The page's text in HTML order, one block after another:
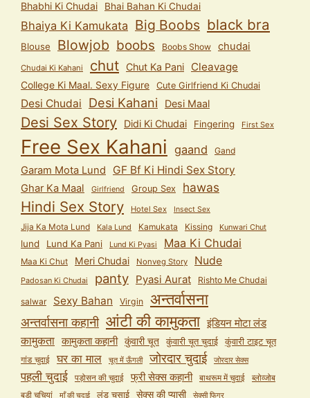
Bhabhi Ki Chudai Bhai Bahan Ki Chudai
Bhaiya Ki Kamukata Big Boobs black bra
Blouse Blowjob boobs Boobs Show chudai
Chudai Ki Kahani chut Chut Ka Pani Cleavage
College Ki Maal. Sexy Figure Cute Girlfriend Ki Chudai
Desi Chudai Desi Kahani Desi Maal
Desi Sex Story Didi Ki Chudai Fingering First Sex
Free Sex Kahani gaand Gand
Garam Mota Lund GF Bf Ki Hindi Sex Story
Ghar Ka Maal Girlfriend Group Sex hawas
Hindi Sex Story Hotel Sex Insect Sex
Jija Ka Mota Lund Kala Lund Kamukata Kissing Kunwari Chut
lund Lund Ka Pani Lund Ki Pyasi Maa Ki Chudai
Maa Ki Chut Meri Chudai Nonveg Story Nude
Padosan Ki Chudai panty Pyasi Aurat Rishto Me Chudai
salwar Sexy Bahan Virgin अन्तर्वासना
अन्तर्वासना कहानी आंटी की कामुकता इंडियन मोटा लंड
कामुकता कामुकता कहानी कुंवारी चूत कुंवारी चूत चुदाई कुंवारी टाइट चूत
गांड चुदाई घर का माल चूत में ऊँगली जोरदार चुदाई जोरदार सेक्स
पहली चुदाई पड़ोसन की चुदाई फ्री सेक्स कहानी बाथरूम में चुदाई
ब्लोव्जोब
बड़ी चूचियां
माँ की चुदाई लंड चुसाई सेक्स की प्यासी सेक्सी फिगर